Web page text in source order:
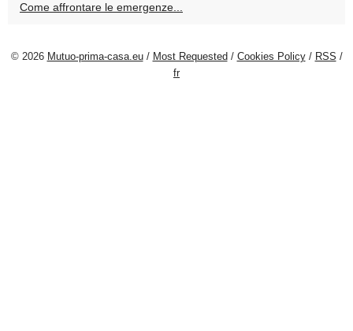
Come affrontare le emergenze...
© 2026 Mutuo-prima-casa.eu/ Most Requested / Cookies Policy/ RSS /
fr